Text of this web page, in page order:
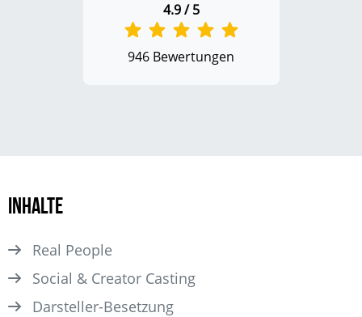
4.9 / 5
946 Bewertungen
Inhalte
Real People
Social & Creator Casting
Darsteller­-Besetzung